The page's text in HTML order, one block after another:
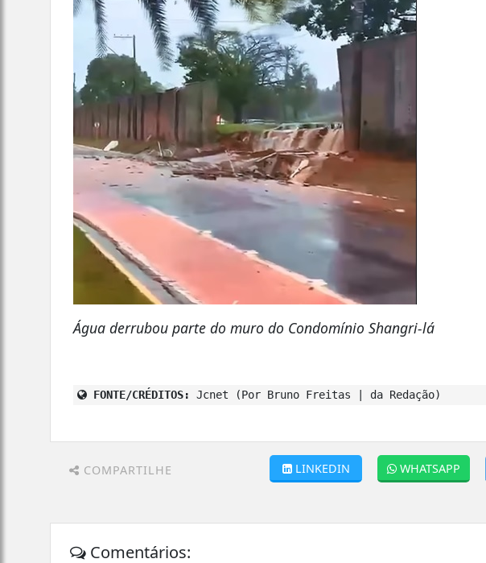
Água derrubou parte do muro do Condomínio Shangri-lá
FONTE/CRÉDITOS: Jcnet (Por Bruno Freitas | da Redação)
COMPARTILHE WHATSAPP
LINKEDIN
Comentários: